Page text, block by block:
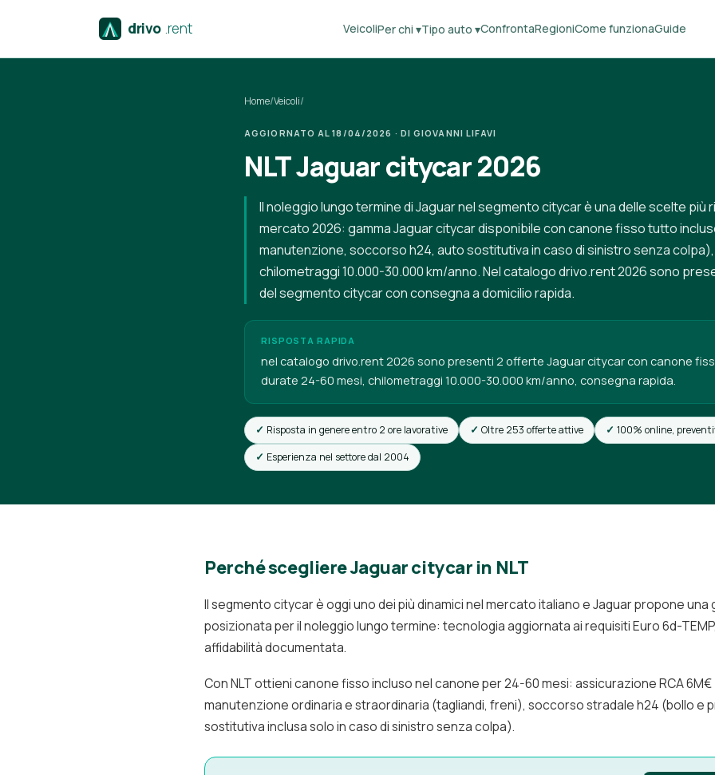
drivo .rent VeicoliPer chi ▾Tipo auto ▾ConfrontaRegioniCome funzionaGuide
Home/Veicoli/
AGGIORNATO AL 18/04/2026 · DI GIOVANNI LIFAVI
NLT Jaguar citycar 2026
Il noleggio lungo termine di Jaguar nel segmento citycar è una delle scelte più
mercato 2026: gamma Jaguar citycar disponibile con canone fisso tutto
manutenzione, soccorso h24, auto sostitutiva in caso di sinistro senza
chilometraggi 10.000-30.000 km/anno. Nel catalogo drivo.rent 2026 sono
del segmento citycar con consegna a domicilio rapida.
RISPOSTA RAPIDA
nel catalogo drivo.rent 2026 sono presenti 2 offerte Jaguar citycar con canone
durate 24-60 mesi, chilometraggi 10.000-30.000 km/anno, consegna rapida.
Risposta in genere entro 2 ore lavorative Oltre 253 offerte attive
100% online,
Esperienza nel settore dal 2004
Perché scegliere Jaguar citycar in NLT
Il segmento citycar è oggi uno dei più dinamici nel mercato italiano e Jaguar propone una
posizionata per il noleggio lungo termine: tecnologia aggiornata ai requisiti Euro 6d-
affidabilità documentata.
Con NLT ottieni canone fisso incluso nel canone per 24-60 mesi: assicurazione RCA 6M€
manutenzione ordinaria e straordinaria (tagliandi, freni), soccorso stradale h24 (bollo e
sostitutiva inclusa solo in caso di sinistro senza colpa).